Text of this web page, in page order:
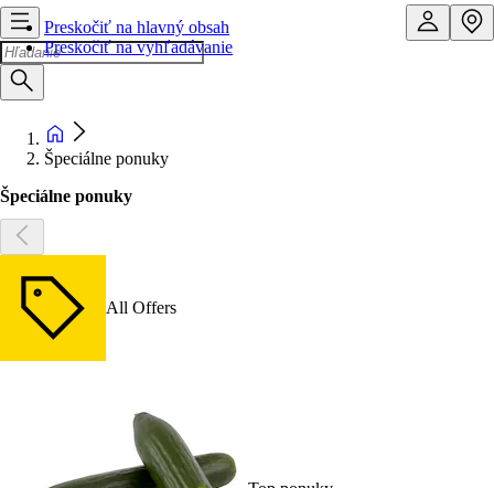
Preskočiť na hlavný obsah
Preskočiť na vyhľadávanie
Špeciálne ponuky
Špeciálne ponuky
All Offers